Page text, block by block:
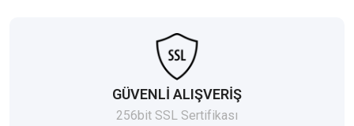
GÜVENLİ ALIŞVERİŞ
256bit SSL Sertifikası